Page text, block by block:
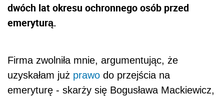
dwóch lat okresu ochronnego osób przed
emeryturą.
Firma zwolniła mnie, argumentując, że
uzyskałam już prawo do przejścia na
emeryturę - skarży się Bogusława Mackiewicz,